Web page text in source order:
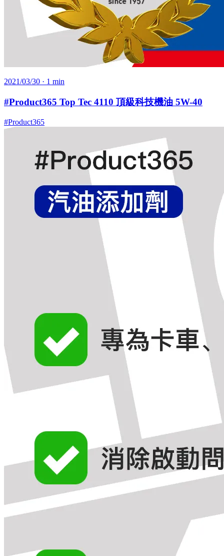
2021/03/30 · 1 min
#Product365 Top Tec 4110 頂級科技機油 5W-40
#Product365